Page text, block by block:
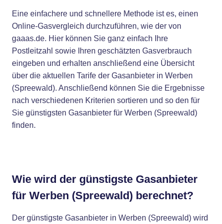
Eine einfachere und schnellere Methode ist es, einen
Online-Gasvergleich durchzuführen, wie der von
gaaas.de. Hier können Sie ganz einfach Ihre
Postleitzahl sowie Ihren geschätzten Gasverbrauch
eingeben und erhalten anschließend eine Übersicht
über die aktuellen Tarife der Gasanbieter in Werben
(Spreewald). Anschließend können Sie die Ergebnisse
nach verschiedenen Kriterien sortieren und so den für
Sie günstigsten Gasanbieter für Werben (Spreewald)
finden.
Wie wird der günstigste Gasanbieter
für Werben (Spreewald) berechnet?
Der günstigste Gasanbieter in Werben (Spreewald) wird